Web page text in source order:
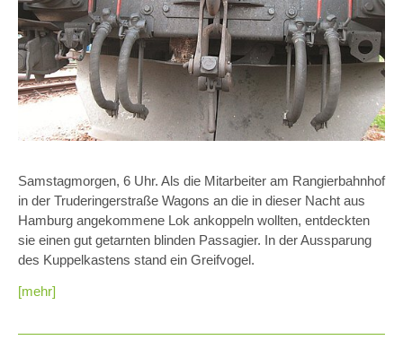
Samstagmorgen, 6 Uhr. Als die Mitarbeiter am Rangierbahnhof
in der Truderingerstraße Wagons an die in dieser Nacht aus
Hamburg angekommene Lok ankoppeln wollten, entdeckten
sie einen gut getarnten blinden Passagier. In der Aussparung
des Kuppelkastens stand ein Greifvogel.
[mehr]